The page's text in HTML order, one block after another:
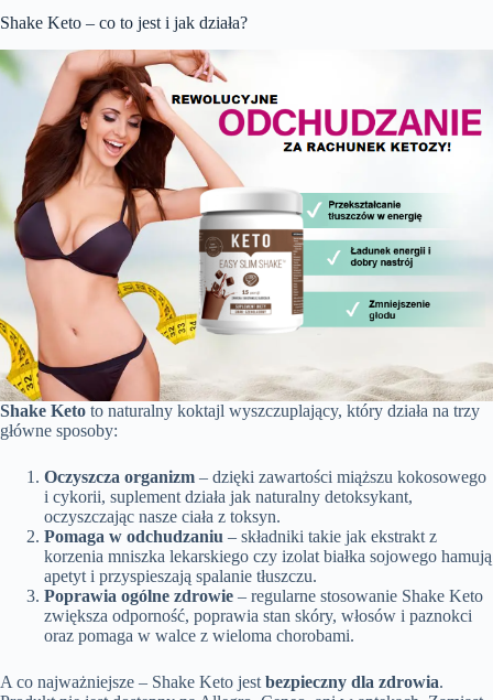
Shake Keto – co to jest i jak działa?
Shake Keto to naturalny koktajl wyszczuplający, który działa na trzy
główne sposoby:
Oczyszcza organizm – dzięki zawartości miąższu kokosowego
i cykorii, suplement działa jak naturalny detoksykant,
oczyszczając nasze ciała z toksyn.
Pomaga w odchudzaniu – składniki takie jak ekstrakt z
korzenia mniszka lekarskiego czy izolat białka sojowego hamują
apetyt i przyspieszają spalanie tłuszczu.
Poprawia ogólne zdrowie – regularne stosowanie Shake Keto
zwiększa odporność, poprawia stan skóry, włosów i paznokci
oraz pomaga w walce z wieloma chorobami.
A co najważniejsze – Shake Keto jest bezpieczny dla zdrowia.